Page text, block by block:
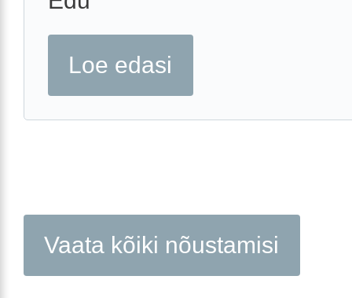
Loe edasi
Vaata kõiki nõustamisi